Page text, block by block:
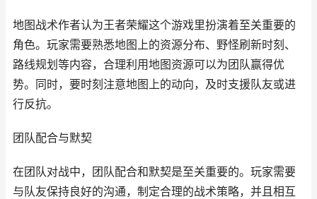
地图战术作者认为王者荣耀这个游戏里扮演着至关重要的
角色。玩家需要熟悉地图上的资源分布、野怪刷新时刻、
路线规划等内容，合理利用地图资源可以为团队赢得优
势。同时，要时刻注意地图上的动向，及时支援队友或进
行反抗。
团队配合与默契
在团队对战中，团队配合和默契是至关重要的。玩家需要
与队友保持良好的沟通，制定合理的战术策略，并且相互